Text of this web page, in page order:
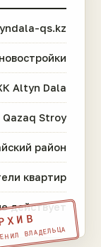
qs.kz
Altyn Dala
Qazaq Stroy
район
квартир
действует
ВЛАДЕЛЬЦА